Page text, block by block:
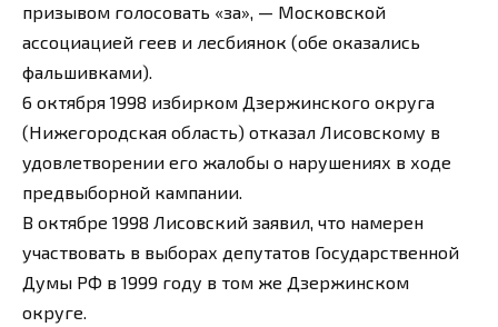
призывом голосовать «за», — Московской
ассоциацией геев и лесбиянок (обе оказались
фальшивками).
6 октября 1998 избирком Дзержинского округа
(Нижегородская область) отказал Лисовскому в
удовлетворении его жалобы о нарушениях в ходе
предвыборной кампании.
В октябре 1998 Лисовский заявил, что намерен
участвовать в выборах депутатов Государственной
Думы РФ в 1999 году в том же Дзержинском
округе.